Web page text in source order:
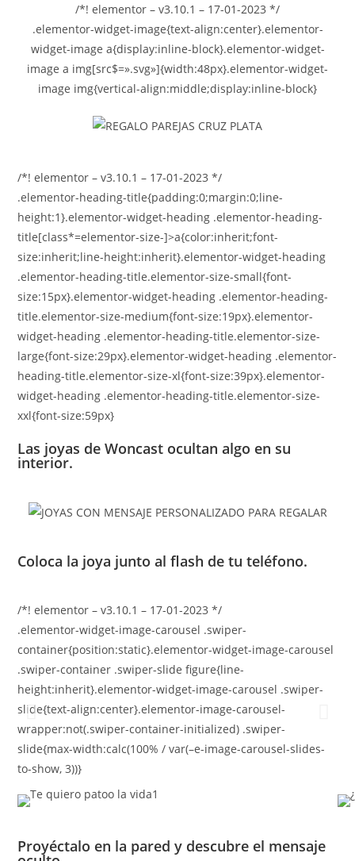
/*! elementor – v3.10.1 – 17-01-2023 */
.elementor-widget-image{text-align:center}.elementor-
widget-image a{display:inline-block}.elementor-widget-
image a img[src$=».svg»]{width:48px}.elementor-widget-
image img{vertical-align:middle;display:inline-block}
/*! elementor – v3.10.1 – 17-01-2023 */
.elementor-heading-title{padding:0;margin:0;line-
height:1}.elementor-widget-heading .elementor-heading-
title[class*=elementor-size-]>a{color:inherit;font-
size:inherit;line-height:inherit}.elementor-widget-heading
.elementor-heading-title.elementor-size-small{font-
size:15px}.elementor-widget-heading .elementor-heading-
title.elementor-size-medium{font-size:19px}.elementor-
widget-heading .elementor-heading-title.elementor-size-
large{font-size:29px}.elementor-widget-heading .elementor-
heading-title.elementor-size-xl{font-size:39px}.elementor-
widget-heading .elementor-heading-title.elementor-size-
xxl{font-size:59px}
Las joyas de Woncast ocultan algo en su
interior.
Coloca la joya junto al flash de tu teléfono.
/*! elementor – v3.10.1 – 17-01-2023 */
.elementor-widget-image-carousel .swiper-
container{position:static}.elementor-widget-image-carousel
.swiper-container .swiper-slide figure{line-
height:inherit}.elementor-widget-image-carousel .swiper-
slide{text-align:center}.elementor-image-carousel-
wrapper:not(.swiper-container-initialized) .swiper-
slide{max-width:calc(100% / var(–e-image-carousel-slides-
to-show, 3))}
Proyéctalo en la pared y descubre el mensaje